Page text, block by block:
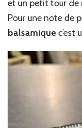
et un petit tour de
Pour une note de
balsamique c’est